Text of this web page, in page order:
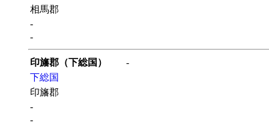
相馬郡
-
-
印旛郡（下総国）
-
下総国
印旛郡
-
-